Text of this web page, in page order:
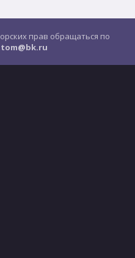
прав обращаться по